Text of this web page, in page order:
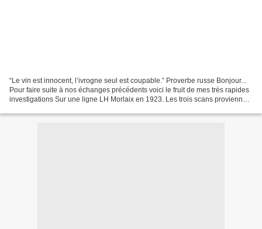
“Le vin est innocent, l’ivrogne seul est coupable.” Proverbe russe Bonjour...
Pour faire suite à nos échanges précédents voici le fruit de mes très rapides
investigations Sur une ligne LH Morlaix en 1923. Les trois scans proviennent